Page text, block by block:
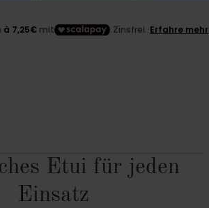
Etui für jeden
Einsatz